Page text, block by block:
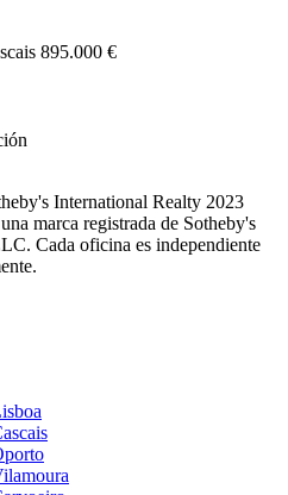
895.000 €
2023
marca registrada de Sotheby's
Cada oficina es independiente